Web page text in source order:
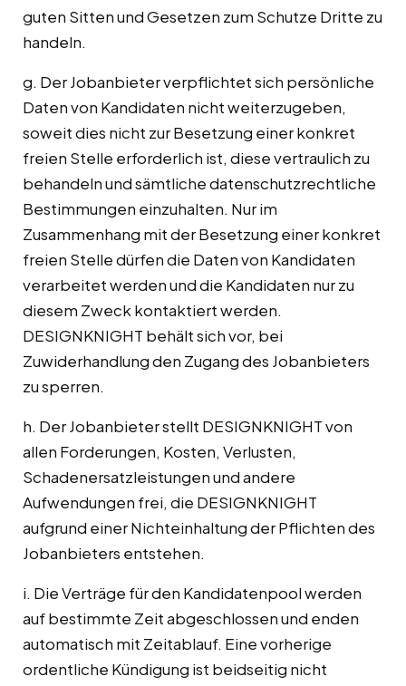
guten Sitten und Gesetzen zum Schutze Dritte zu
handeln.
g. Der Jobanbieter verpflichtet sich persönliche
Daten von Kandidaten nicht weiterzugeben,
soweit dies nicht zur Besetzung einer konkret
freien Stelle erforderlich ist, diese vertraulich zu
behandeln und sämtliche datenschutzrechtliche
Bestimmungen einzuhalten. Nur im
Zusammenhang mit der Besetzung einer konkret
freien Stelle dürfen die Daten von Kandidaten
verarbeitet werden und die Kandidaten nur zu
diesem Zweck kontaktiert werden.
DESIGNKNIGHT behält sich vor, bei
Zuwiderhandlung den Zugang des Jobanbieters
zu sperren.
h. Der Jobanbieter stellt DESIGNKNIGHT von
allen Forderungen, Kosten, Verlusten,
Schadenersatzleistungen und andere
Aufwendungen frei, die DESIGNKNIGHT
aufgrund einer Nichteinhaltung der Pflichten des
Jobanbieters entstehen.
i. Die Verträge für den Kandidatenpool werden
auf bestimmte Zeit abgeschlossen und enden
automatisch mit Zeitablauf. Eine vorherige
ordentliche Kündigung ist beidseitig nicht